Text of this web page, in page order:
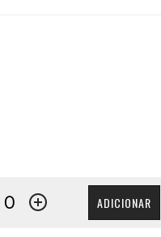
ADICIONAR